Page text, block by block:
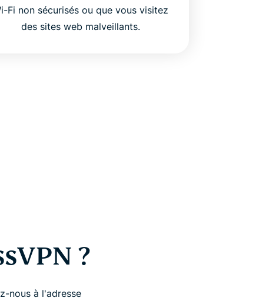
Fi non sécurisés ou que vous visitez
des sites web malveillants.
?
nous à l'adresse